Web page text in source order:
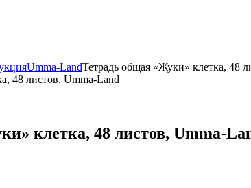
Umma-LandТетрадь общая «Жуки» клетка, 48
клетка, 48 листов, Umma-